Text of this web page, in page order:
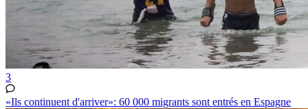
3
«Ils continuent d'arriver»: 60 000 migrants sont entrés en Espagne